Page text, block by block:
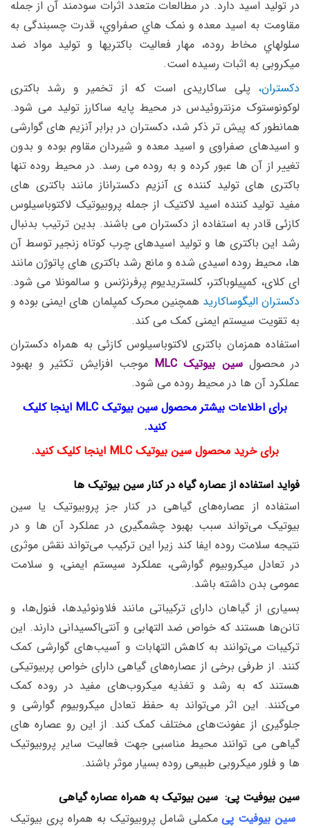
در تولید اسید دارد. در مطالعات متعدد اثرات سودمند آن از جمله
مقاومت به اسید معده و نمک هاي صفراوي، قدرت چسبندگی به
سلولهاي مخاط روده، مهار فعالیت باکتريها و تولید مواد ضد
میکروبی به اثبات رسیده است.
دکستران، پلی ساکاریدی است که از تخمیر و رشد باکتری
لوکونوستوک مزنتروئیدس در محیط پایه ساکارز تولید می شود.
همانطور که پیش تر ذکر شد، دکستران در برابر آنزیم های گوارشی
و اسیدهای صفراوی و اسید معده و شیردان مقاوم بوده و بدون
تغییر از آن ها عبور کرده و به روده می رسد. در محیط روده تنها
باکتری های تولید کننده ی آنزیم دکستراناز مانند باکتری های
مفید تولید کننده اسید لاکتیک از جمله پروبیوتیک لاکتوباسیلوس
کازئی قادر به استفاده از دکستران می باشند. بدین ترتیب بدنبال
رشد این باکتری ها و تولید اسیدهای چرب کوتاه زنجیر توسط آن
ها، محیط روده اسیدی شده و مانع رشد باکتری های پاتوژن مانند
ای کلای، کمپیلوباکتر، کلستریدیوم پرفرنژنس و سالمونلا می شود.
دکستران الیگوساکارید همچنین محرک کمپلمان های ایمنی بوده و
به تقویت سیستم ایمنی کمک می کند.
استفاده همزمان باکتری لاکتوباسیلوس کازئی­ به همراه دکستران
در محصول سین بیوتیک MLC
موجب افزایش تکثیر و بهبود
عملکرد آن ها در محیط روده می شود.
برای اطلاعات بیشتر محصول سین بیوتیک MLC اینجا کلیک
کنید.
برای خرید محصول سین بیوتیک MLC اینجا کلیک کنید.
فواید استفاده از عصاره گیاه در کنار سین بیوتیک ها
استفاده از عصاره‌های گیاهی در کنار جز پروبیوتیک یا سین
بیوتیک می‌تواند سبب بهبود چشمگیری در عملکرد آن ها و در
نتیجه سلامت روده ایفا کند زیرا این ترکیب می‌تواند نقش موثری
در تعادل میکروبیوم گوارشی، عملکرد سیستم ایمنی، و سلامت
عمومی بدن داشته باشد.
بسیاری از گیاهان دارای ترکیباتی مانند فلاونوئیدها، فنول‌ها، و
تانن‌ها هستند که خواص ضد التهابی و آنتی‌اکسیدانی دارند. این
ترکیبات می‌توانند به کاهش التهابات و آسیب‌های گوارشی کمک
کنند. از طرفی برخی از عصاره‌های گیاهی دارای خواص پربیوتیکی
هستند که به رشد و تغذیه میکروب‌های مفید در روده کمک
می‌کنند. این اثر می‌تواند به حفظ تعادل میکروبیوم گوارشی و
جلوگیری از عفونت‌های مختلف کمک کند. از این رو عصاره های
گیاهی می توانند محیط مناسبی جهت فعالیت سایر پروبیوتیک
ها و فلور میکروبی طبیعی روده بسیار موثر باشند.
سین بیوفیت پی: سین بیوتیک به همراه عصاره گیاهی
سین بیوفیت پی مکملی شامل پروبیوتیک به همراه پری بیوتیک